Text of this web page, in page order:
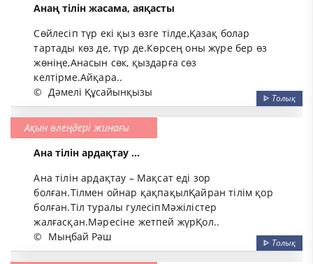
Анаң тілін жасама, аяқасты
Сөйлесіп түр екі қыз өзге тілде,Қазақ болар
тартады көз де, түр де.Көрсең оны жүре бер өз
жөніңе,Анасын сөк, қыздарға сөз
келтірме.Айқара..
© Дәмелі Құсайынқызы ᐈ Толық
Ақын өлеңдері жинағы
Ана тілін ардақтау ...
Ана тілін ардақтау – Мақсат еді зор
болған.Тілмен ойнар қақпақылҚайран тілім қор
болған.Тіл туралы гулесіпМәжілістер
жалғасқан.Мәресіне жетпей жүрҚол..
© Мыңбай Рәш ᐈ Толық